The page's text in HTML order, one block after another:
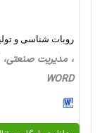
روبات شناسی و
WORD